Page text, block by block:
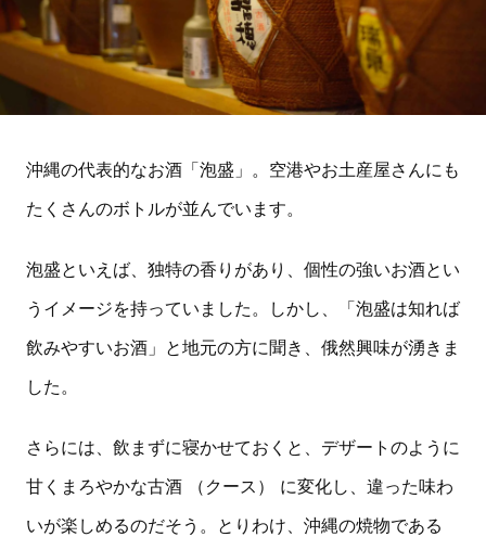
沖縄の代表的なお酒「泡盛」。空港やお土産屋さんにも
たくさんのボトルが並んでいます。
泡盛といえば、独特の香りがあり、個性の強いお酒とい
うイメージを持っていました。しかし、「泡盛は知れば
飲みやすいお酒」と地元の方に聞き、俄然興味が湧きま
した。
さらには、飲まずに寝かせておくと、デザートのように
甘くまろやかな古酒 （クース） に変化し、違った味わ
いが楽しめるのだそう。とりわけ、沖縄の焼物である